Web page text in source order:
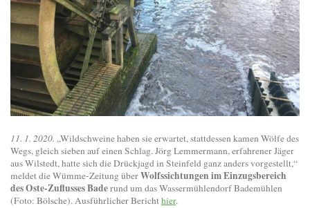
11. 1. 2020. „Wildschweine haben sie erwartet, stattdessen kamen Wölfe des
Wegs, gleich sieben auf einen Schlag. Jörg Lemmermann, erfahrener Jäger
aus Wilstedt, hatte sich die Drückjagd in Steinfeld ganz anders vorgestellt,“
meldet die Wümme-Zeitung überWolfssichtungen im Einzugsbereich
des Oste-Zuflusses Baderund um das Wassermühlendorf Bademühlen
(Foto: Bölsche). Ausführlicher Berichthier.